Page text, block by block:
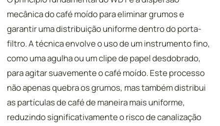
mecânica do café moído para eliminar grumos e
garantir uma distribuição uniforme dentro do porta-
filtro. A técnica envolve o uso de um instrumento fino,
como uma agulha ou um clipe de papel desdobrado,
para agitar suavemente o café moído. Este processo
não apenas quebra os grumos, mas também distribui
as partículas de café de maneira mais uniforme,
reduzindo significativamente o risco de canalização